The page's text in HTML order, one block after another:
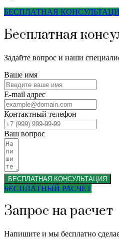
БЕСПЛАТНАЯ
Бесплатная
Задайте вопрос и наши
Ваше имя
E-mail адрес
Контактный телефон
Ваш вопрос
БЕСПЛАТНАЯ КОНСУЛЬТАЦИЯ
БЕСПЛАТНЫЙ РАСЧЕТ
Запрос на расчет
Напишите и мы бесплатно